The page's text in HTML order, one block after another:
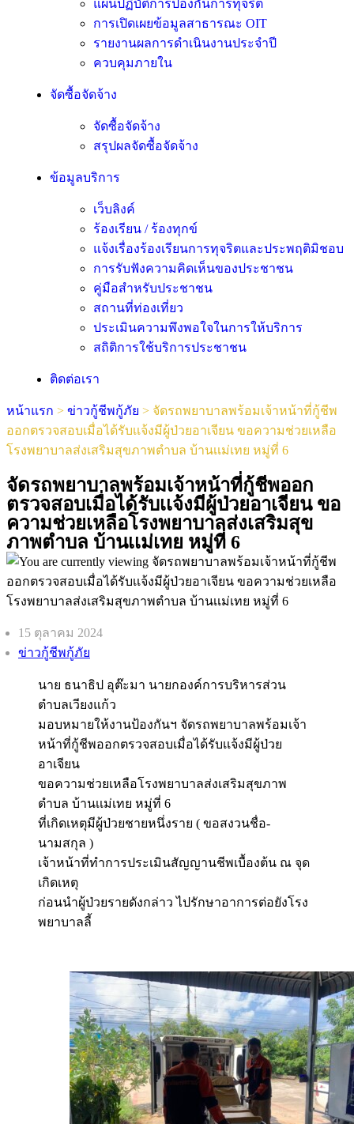
แผนปฏิบัติการป้องกันการทุจริต
การเปิดเผยข้อมูลสาธารณะ OIT
รายงานผลการดำเนินงานประจำปี
ควบคุมภายใน
จัดซื้อจัดจ้าง
จัดซื้อจัดจ้าง
สรุปผลจัดซื้อจัดจ้าง
ข้อมูลบริการ
เว็บลิงค์
ร้องเรียน / ร้องทุกข์
แจ้งเรื่องร้องเรียนการทุจริตและประพฤติมิชอบ
การรับฟังความคิดเห็นของประชาชน
คู่มือสำหรับประชาชน
สถานที่ท่องเที่ยว
ประเมินความพึงพอใจในการให้บริการ
สถิติการใช้บริการประชาชน
ติดต่อเรา
หน้าแรก > ข่าวกู้ชีพกู้ภัย > จัดรถพยาบาลพร้อมเจ้าหน้าที่กู้ชีพ
ออกตรวจสอบเมื่อได้รับเเจ้งมีผู้ป่วยอาเจียน ขอความช่วยเหลือ
โรงพยาบาลส่งเสริมสุขภาพตำบล บ้านเเม่เทย หมู่ที่ 6
จัดรถพยาบาลพร้อมเจ้าหน้าที่กู้ชีพออก
ตรวจสอบเมื่อได้รับเเจ้งมีผู้ป่วยอาเจียน ขอ
ความช่วยเหลือโรงพยาบาลส่งเสริมสุข
ภาพตำบล บ้านเเม่เทย หมู่ที่ 6
15 ตุลาคม 2024
ข่าวกู้ชีพกู้ภัย
นาย ธนาธิป อุต๊ะมา นายกองค์การบริหารส่วน
ตำบลเวียงแก้ว
มอบหมายให้งานป้องกันฯ จัดรถพยาบาลพร้อมเจ้า
หน้าที่กู้ชีพออกตรวจสอบเมื่อได้รับเเจ้งมีผู้ป่วย
อาเจียน
ขอความช่วยเหลือโรงพยาบาลส่งเสริมสุขภาพ
ตำบล บ้านเเม่เทย หมู่ที่ 6
ที่เกิดเหตุมีผู้ป่วยชายหนึ่งราย ( ขอสงวนชื่อ-
นามสกุล )
เจ้าหน้าที่ทำการประเมินสัญญานชีพเบื้องต้น ณ จุด
เกิดเหตุ
ก่อนนำผู้ป่วยรายดังกล่าว ไปรักษาอาการต่อยังโรง
พยาบาลลี้